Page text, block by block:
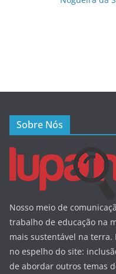
Sobre Nós
Nosso meio de
trabalho de educação na
mais sustentável na
no espelho do site:
de abordar outros temas